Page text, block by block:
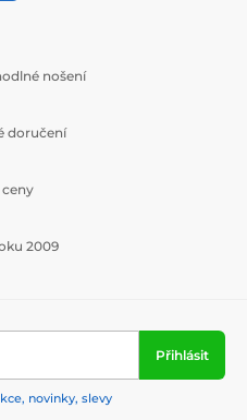
nošení
doručení
ceny
2009
Přihlásit
novinky, slevy